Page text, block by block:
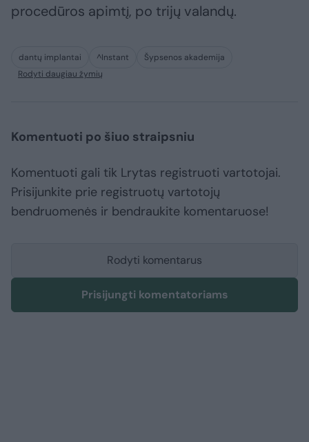
procedūros apimtį, po trijų valandų.
dantų implantai ^Instant
Šypsenos akademija
Rodyti daugiau žymių
Komentuoti po šiuo straipsniu
Komentuoti gali tik Lrytas registruoti vartotojai.
Prisijunkite prie registruotų vartotojų
bendruomenės ir bendraukite komentaruose!
Rodyti komentarus
Prisijungti komentatoriams